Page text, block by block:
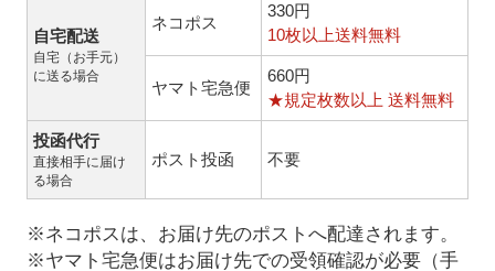
自宅配送
自宅（お手元）
に送る場合
ネコポス
330円
10枚以上送料無料
ヤマト宅急便
660円
★規定枚数以上 送料無料
投函代行
直接相手に届け
る場合
ポスト投函 不要
※ネコポスは、お届け先のポストへ配達されます。
※ヤマト宅急便はお届け先での受領確認が必要（手